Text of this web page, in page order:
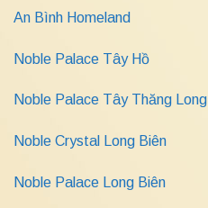
An Bình Homeland
Noble Palace Tây Hồ
Noble Palace Tây Thăng Long
Noble Crystal Long Biên
Noble Palace Long Biên